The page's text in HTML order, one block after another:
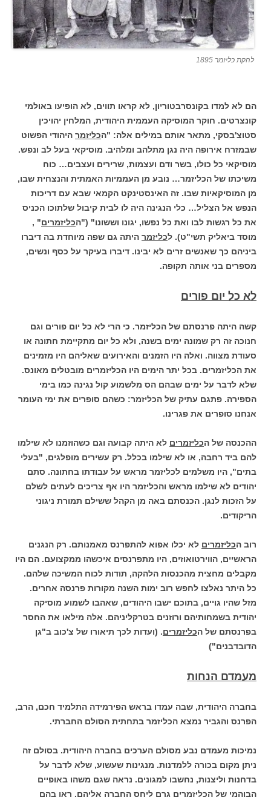
להקת כליזמר 1895
הם לא למדו בקונסרבטוריון, לא קראו תווים, לא הופיעו באולמי
קונצרטים. חוקר המוסיקה העממית היהודית, המלחין יהויכין
סטוצ'בסקי, מתאר אותם במילים אלה: "הכליזמר היהודי הפשוט
שבמזרח אירופה היה נגן מתלהב ומלהיב. מוסיקאי בעל לב ונפש.
מוסיקאי כל כולו, בשר ודם ועצמות, שרירים ועצבים… כוח
משיכתו של הכליזמר… נובע מן העממיות האמתית והנצחית שבו,
מן המוסיקאיות שבו. זה האינסטינקט הקמאי שבא עם דריכות
הנפש אל הצליל… כלי הנגינה היה לו לבית קיבול שלתוכו הכניס
את כל רגשות לבו ואת כל נפשו, יגונו וששונו" ("הכליזמרים" ,
מוסד ביאליק תשי"ט). לכליזמר היתה גם שפה מיוחדת בה דיברו
ביניהם כך שאנשים זרים לא יבינו. דיברו בעיקר על כסף ונשים,
מספרים בני אותה תקופה.
לא כל יום פורים
קשה היתה פרנסתם של הכליזמר. כי הרי לא כל יום פורים וגם
חנוכה זה רק שמונה ימים בשנה, ולא כל יום מתקיימת חתונה או
סעודת מצווה. ואלה היו הזמנים והאירועים שאליהם היו מזמינים
את הכליזמרים. בכל יתר הימים היו הכליזמרים מובטלים מאונס.
שלא לדבר על ימים שבהם הס מלשמוע קול נגינה כמו בימי
הספירה. פתגם עתיק של הכליזמר: כשהם סופרים את ימי העומר
אנחנו סופרים את פגרינו.
ההכנסה של הכליזמרים לא היתה קבועה וגם כשהוזמנו לא שילמו
להם ביד רחבה, או לא שילמו בכלל. רק עשירים מופלגים, "בעלי
בתים", היו משלמים לכליזמר מראש על עבודתו בחתונה. סתם
יהודים לא שילמו מראש והכליזמר היו אף צריכים לעתים לשלם
על הזכות לנגן. הכנסתם באה מן הקהל ששילם תמורת ניגוני
הריקודים.
רוב הכליזמרים לא יכלו אפוא להתפרנס מאמנותם. רק הנגנים
הראשיים, הווירטואוזים, היו מתפרנסים איכשהו ממקצועם. הם היו
מקבלים מחצית מהכנסות הלהקה, תודות לכוח המשיכה שלהם.
כל היתר נאלצו לחפש רוב ימות השנה מקורות פרנסה אחרים.
מזל שהיו גויים, בתוכם ישבו היהודים, שאהבו לשמוע מוסיקה
יהודית בשמחותיהם ורוזנים בטרקליניהם. אלה מילאו את החסר
בפרנסתם של הכליזמרים. (ועדות לכך תיאורו של צ'כוב ב"גן
הדובדבנים")
מעמדם הנחות
בחברה היהודית, שבה עמדו בראש הפירמידה התלמיד חכם, הרב,
הפרנס והגביר נמצא הכליזמר בתחתית הסולם החברתי.
נמיכות מעמדם נבע מסולם הערכים בחברה היהודית. בסולם זה
ניתן מקום בכורה ללמדנות. מנגינות שעשוע, שלא לדבר על
בדחנות וליצנות, נחשבו למגונים. נראה שגם משהו באופיים
הבוהמי של הכליזמרים גרם ליחס החברה אליהם. ראו בהם